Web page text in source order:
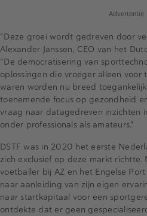
Advertentie
"Deze groei wordt gedreven door
Alexander Janssen, CEO van het
"De democratisering van
oplossingen die vroeger alleen voor
waren worden nu breed
toenemende focus op gezondheid
vraag naar datagedreven inzichten
onder professionals als amateurs."
DSTF was in 2020 het eerste
zich exclusief op deze markt richtte.
voetballer bij AZ en het Engelse
naar aanleiding van zijn eigen
naar startkapitaal voor een
ontdekte dat er geen